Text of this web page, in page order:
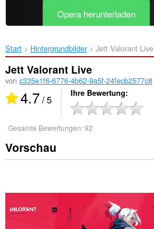
Opera herunterladen
Start Hintergrundbilder Jett Valorant Live‎
Jett Valorant Live
von c335e1f6-6776-4b62-9a5f-24fecb2577c8
4.7/ 5 Ihre Bewertung
Gesamte Bewertungen:92
Vorschau